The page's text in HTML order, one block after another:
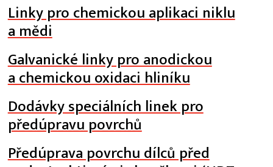
Linky pro chemickou aplikaci niklu
a mědi
Galvanické linky pro anodickou
a chemickou oxidaci hliníku
Dodávky speciálních linek pro
předúpravu povrchů
Předúprava povrchu dílců před